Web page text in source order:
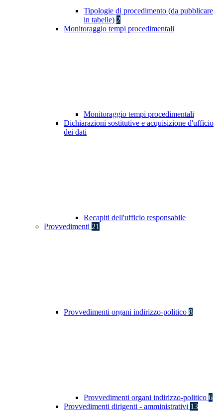
Tipologie di procedimento (da pubblicare
in tabelle) 2
Monitoraggio tempi procedimentali
Monitoraggio tempi procedimentali
Dichiarazioni sostitutive e acquisizione d'ufficio
dei dati
Recapiti dell'ufficio responsabile
Provvedimenti 21
Provvedimenti organi indirizzo-politico 8
Provvedimenti organi indirizzo-politico 6
Provvedimenti dirigenti - amministrativi 13